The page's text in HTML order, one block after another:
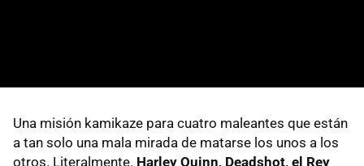
Una misión kamikaze para cuatro maleantes que están
a tan solo una mala mirada de matarse los unos a los
otros. Literalmente. Harley Quinn, Deadshot, el Rey